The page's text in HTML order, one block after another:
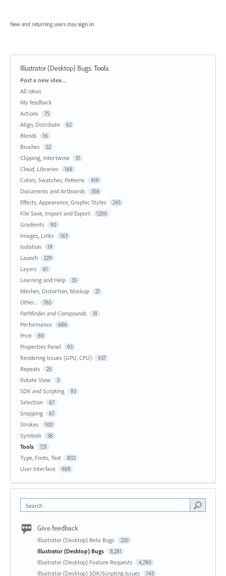
New and returning users may sign in
Illustrator (Desktop) Bugs:Tools
Categories
Post a new idea…
All ideas
My feedback
Actions
75
Align, Distribute 62
Blends 16
Brushes 52
Clipping, Intertwine 51
Cloud, Libraries 168
Colors, Swatches, Patterns 419
Documents and Artboards 356
Effects, Appearance, Graphic Styles 245
File Save, Import and Export 1200
Gradients 90
Images, Links 163
Isolation 19
Launch 229
Layers 61
Learning and Help 35
Meshes, Distortion, Mockup 21
Other... 765
Pathfinder and Compounds 31
Performance 686
Print 80
Properties Panel 93
Rendering Issues (GPU, CPU) 437
Repeats 25
Rotate View 5
SDK and Scripting 93
Selection 67
Snapping 67
Strokes 100
Symbols 36
Tools 721
Type, Fonts, Text 802
User Interface 988
Search
Give feedback
Illustrator (Desktop) Beta Bugs 250
Illustrator (Desktop) Bugs 8,281
Illustrator (Desktop) Feature Requests 4,780
Illustrator (Desktop) SDK/Scripting Issues 143